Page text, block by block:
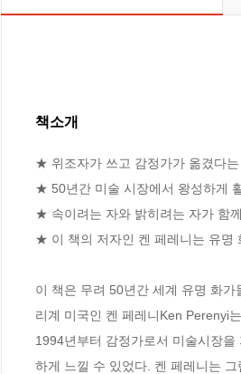
책소개
★ 위조자가 쓰고 감정가가 옮겼다
★ 50년간 미술 시장에서 왕성하게
★ 속이려는 자와 밝히려는 자가 함
★ 이 책의 저자인 켄 페레니는 유명
이 책은 무려 50년간 세계 유명 화
리계 미국인 켄 페레니Ken Perenyi
1994년부터 감정가로서 미술시장을
하게 느낄 수 있었다. 켄 페레니는